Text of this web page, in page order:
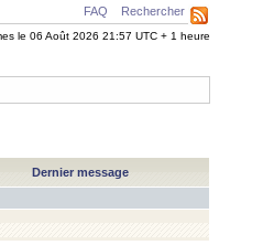
FAQ Rechercher
le 06 Août 2026 21:57 UTC + 1 heure
Dernier message